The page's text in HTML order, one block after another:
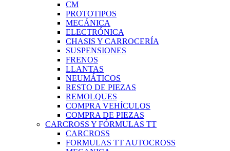
CM
PROTOTIPOS
MECÁNICA
ELECTRÓNICA
CHASIS Y CARROCERÍA
SUSPENSIONES
FRENOS
LLANTAS
NEUMÁTICOS
RESTO DE PIEZAS
REMOLQUES
COMPRA VEHÍCULOS
COMPRA DE PIEZAS
CARCROSS Y FÓRMULAS TT
CARCROSS
FORMULAS TT AUTOCROSS